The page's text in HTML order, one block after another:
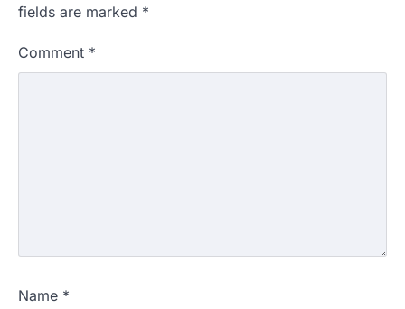
fields are marked *
Comment *
Name *